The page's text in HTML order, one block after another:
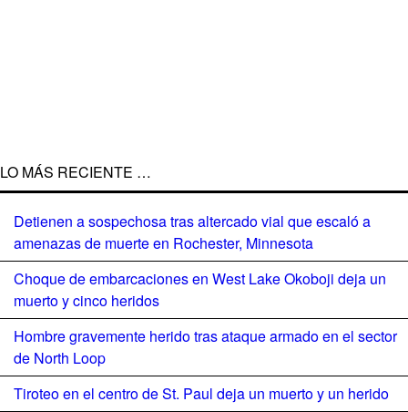
LO MÁS RECIENTE …
Detienen a sospechosa tras altercado vial que escaló a
amenazas de muerte en Rochester, Minnesota
Choque de embarcaciones en West Lake Okoboji deja un
muerto y cinco heridos
Hombre gravemente herido tras ataque armado en el sector
de North Loop
Tiroteo en el centro de St. Paul deja un muerto y un herido